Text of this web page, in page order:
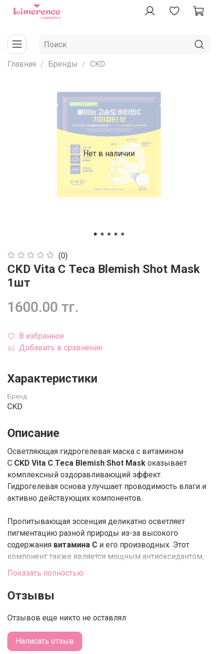
Главная Бренды CKD
Нет в наличии
(0)
CKD Vita C Teca Blemish Shot Mask
1шт
1600.00 тг.
В избранное
Добавить в сравнение
Характеристики
Бренд
CKD
Описание
Осветляющая гидрогелевая маска с витамином
С CKD Vita C Teca Blemish Shot Mask оказывает
комплексный оздоравливающий эффект.
Гидрогелевая основа улучшает проводимость влаги и
активно действующих компонентов.
Пропитывающая эссенция деликатно осветляет
пигментацию разной природы из-за высокого
содержания витамина С и его производных. Этот
компонент также является мощным антиоксидантом,
обеспечивающим защиту от разрушительного
причины преждевременного старения.
Формула содержит технологию Cica Teca Shot
комплексомцентеллы азиатской
отшелушивания омертвевших клеток и
Показать полностью
Отзывы
Отзывов еще никто не оставлял
Написать отзыв